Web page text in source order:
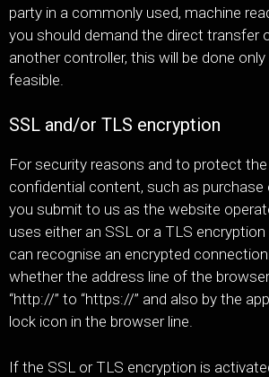
party in a commonly used, machine
you should demand the direct transfer
another controller, this will be done
feasible.
SSL and/or TLS encryption
For security reasons and to protect
confidential content, such as purchase
you submit to us as the website
uses either an SSL or a TLS
can recognise an encrypted
whether the address line of the
“http://” to “https://” and also by the
lock icon in the browser line.
If the SSL or TLS encryption is